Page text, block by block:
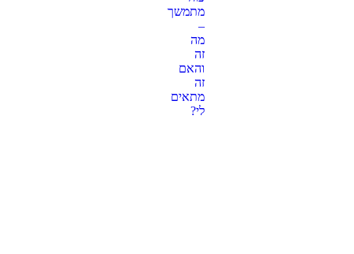
מתמשך
–
מה
זה
והאם
זה
מתאים
לי?